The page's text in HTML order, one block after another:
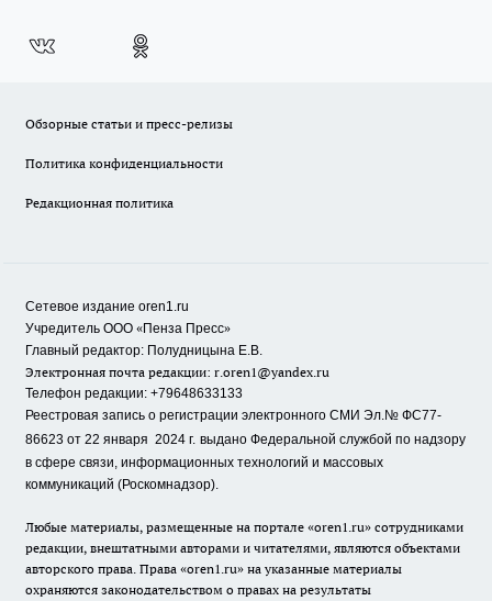
Обзорные статьи и пресс-релизы
Политика конфиденциальности
Редакционная политика
Сетевое издание oren1.ru
Учредитель ООО «Пенза Пресс»
Главный редактор: Полудницына Е.В.
Электронная почта редакции: r.oren1@yandex.ru
Телефон редакции: +79648633133
Реестровая запись о регистрации электронного СМИ Эл.№ ФС77-
86623 от 22 января 2024 г. выдано Федеральной службой по надзору
в сфере связи, информационных технологий и массовых
коммуникаций (Роскомнадзор).
Любые материалы, размещенные на портале «oren1.ru» сотрудниками
редакции, внештатными авторами и читателями, являются объектами
авторского права. Права «oren1.ru» на указанные материалы
охраняются законодательством о правах на результаты